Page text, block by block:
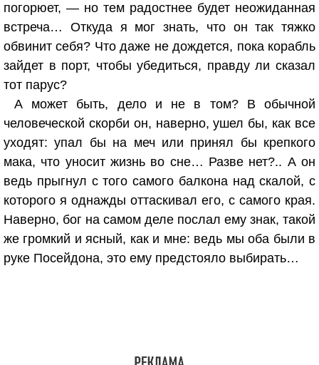
погорюет, — но тем радостнее будет неожиданная
встреча… Откуда я мог знать, что он так тяжко
обвинит себя? Что даже не дождется, пока корабль
зайдет в порт, чтобы убедиться, правду ли сказал
тот парус?
А может быть, дело и не в том? В обычной
человеческой скорби он, наверно, ушел бы, как все
уходят: упал бы на меч или принял бы крепкого
мака, что уносит жизнь во сне… Разве нет?.. А он
ведь прыгнул с того самого балкона над скалой, с
которого я однажды оттаскивал его, с самого края.
Наверно, бог на самом деле послал ему знак, такой
же громкий и ясный, как и мне: ведь мы оба были в
руке Посейдона, это ему предстояло выбирать…